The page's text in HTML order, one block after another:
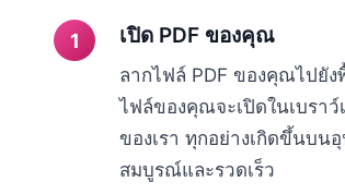
เปิด PDF ของคุณ
ลากไฟล์ PDF ของคุณไปยัง
ไฟล์ของคุณจะเปิดในเบราว์
ของเรา ทุกอย่างเกิดขึ้นบ
สมบูรณ์และรวดเร็ว